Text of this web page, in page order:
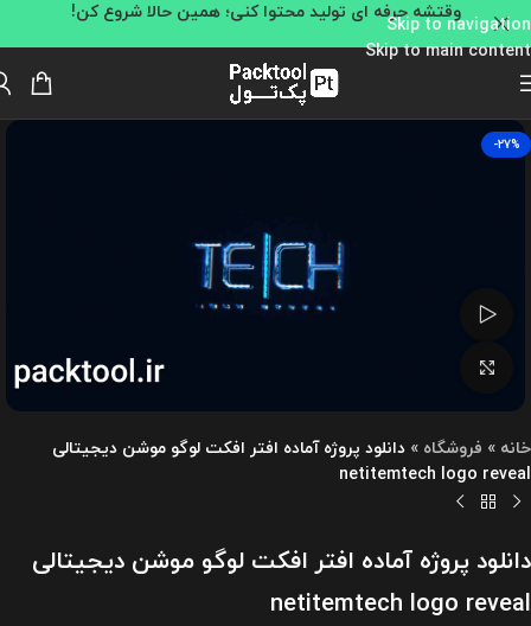
Skip to navigation
Skip to main content
وقتشه حرفه ای تولید محتوا کنی؛ همین حالا شروع کن!
-27%
خانه » فروشگاه » دانلود پروژه آماده افتر افکت لوگو موشن دیجیتالی
netitemtech logo reveal
دانلود پروژه آماده افتر افکت لوگو موشن دیجیتالی
netitemtech logo reveal